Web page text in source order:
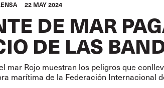
22 MAY 2024
DE MAR
DE LAS
mar Rojo muestran los peligros que
marítima de la Federación Internacional